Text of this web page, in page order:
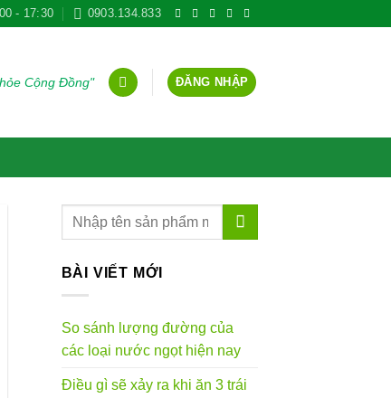
- 17:30 0903.134.833
Cộng Đồng" ĐĂNG NHẬP
BÀI VIẾT MỚI
So sánh lượng đường của
các loại nước ngọt hiện nay
Điều gì sẽ xảy ra khi ăn 3 trái